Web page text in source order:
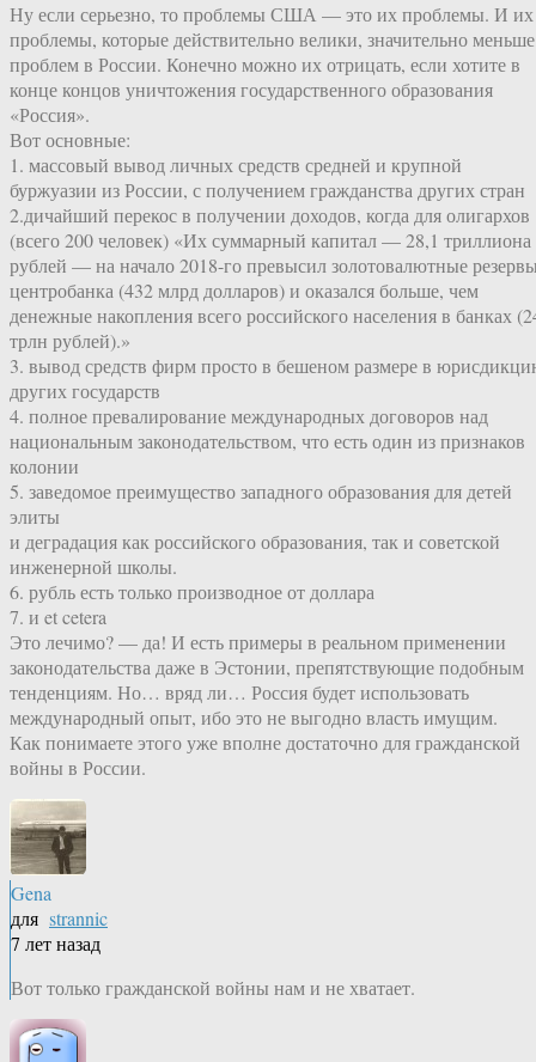
Ну если серьезно, то проблемы США — это их проблемы. И их
проблемы, которые действительно велики, значительно меньше
проблем в России. Конечно можно их отрицать, если хотите в
конце концов уничтожения государственного образования
«Россия».
Вот основные:
1. массовый вывод личных средств средней и крупной
буржуазии из России, с получением гражданства других стран
2.дичайший перекос в получении доходов, когда для олигархов
(всего 200 человек) «Их суммарный капитал — 28,1 триллиона
рублей — на начало 2018-го превысил золотовалютные
центробанка (432 млрд долларов) и оказался больше, чем
денежные накопления всего российского населения в банках
трлн рублей).»
3. вывод средств фирм просто в бешеном размере в
других государств
4. полное превалирование международных договоров над
национальным законодательством, что есть один из признаков
колонии
5. заведомое преимущество западного образования для детей
элиты
и деградация как российского образования, так и советской
инженерной школы.
6. рубль есть только производное от доллара
7. и et cetera
Это лечимо? — да! И есть примеры в реальном применении
законодательства даже в Эстонии, препятствующие подобным
тенденциям. Но… вряд ли… Россия будет использовать
международный опыт, ибо это не выгодно власть имущим.
Как понимаете этого уже вполне достаточно для гражданской
войны в России.
Gena
для strannic
7 лет назад
Вот только гражданской войны нам и не хватает.